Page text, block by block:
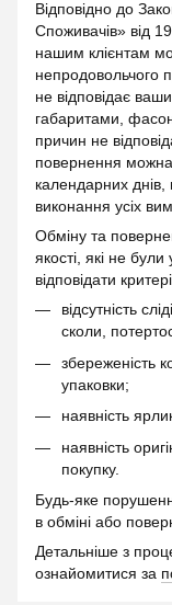
Відповідно до
Споживачів» від
нашим клієнтам
непродовольчого
не відповідає
габаритами,
причин не
повернення можна
календарних
виконання усіх
Обміну та
якості, які не
відповідати
відсутність
сколи,
збереженість
упаковки;
наявність
наявність
покупку.
Будь-яке
в обміні або
Детальніше з
ознайомитися за